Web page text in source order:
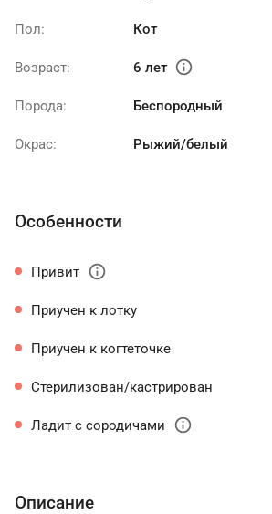
Пол: Кот
Возраст: 6 лет info
Порода: Беспородный
Окрас: Рыжий/белый
Особенности
Привит info
Приучен к лотку
Приучен к когтеточке
Стерилизован/кастрирован
Ладит с сородичами info
Описание